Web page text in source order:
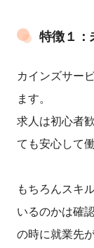
特徴１
カインズサー
ます。
求人は初心者
ても安心して
もちろんスキ
いるのかは確
の時に就業先